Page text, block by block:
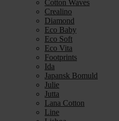
Cotton Waves
Crealino
Diamond
Eco Baby
Eco Soft
Eco Vita
Footprints
Ida
Japansk Bomuld
Julie
Jutta
Lana Cotton
Line